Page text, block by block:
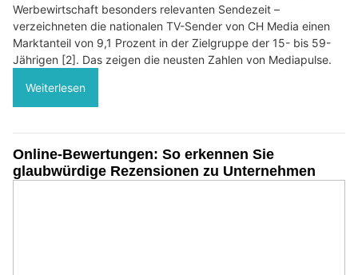
Werbewirtschaft besonders relevanten Sendezeit –
verzeichneten die nationalen TV-Sender von CH Media einen
Marktanteil von 9,1 Prozent in der Zielgruppe der 15- bis 59-
Jährigen [2]. Das zeigen die neusten Zahlen von Mediapulse.
Weiterlesen
Online-Bewertungen: So erkennen Sie
glaubwürdige Rezensionen zu Unternehmen